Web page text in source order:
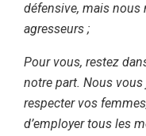
défensive, mais nous
agresseurs ;
Pour vous, restez
notre part. Nous
respecter vos
d’employer tous les